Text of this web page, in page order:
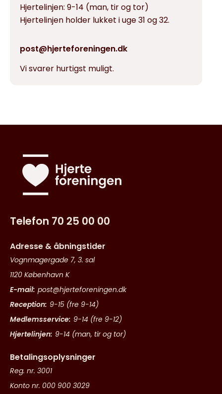
Hjertelinjen: 9-14 (man, tir og tor)
Hjertelinjen holder lukket i uge 31 og 32.
post@hjerteforeningen.dk
Vi svarer hurtigst muligt.
Telefon 70 25 00 00
Adresse & åbningstider
Vognmagergade 7, 3. sal
1120 København K
E-mail: post@hjerteforeningen.dk
Reception: 9-15 (fre 9-14)
Medlemsservice: 9-14 (fre 9-12)
Hjertelinjen: 9-14 (man, tir og tor)
Betalingsoplysninger
Reg. nr. 3001
Konto nr. 000 900 3029